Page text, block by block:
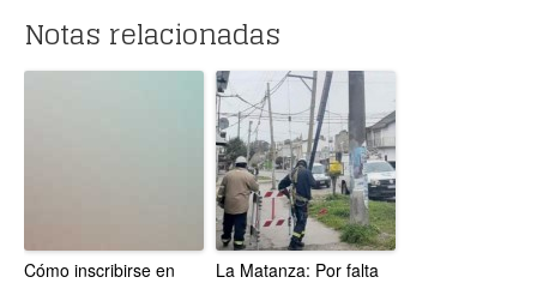
Notas relacionadas
Cómo inscribirse en
La Matanza: Por falta